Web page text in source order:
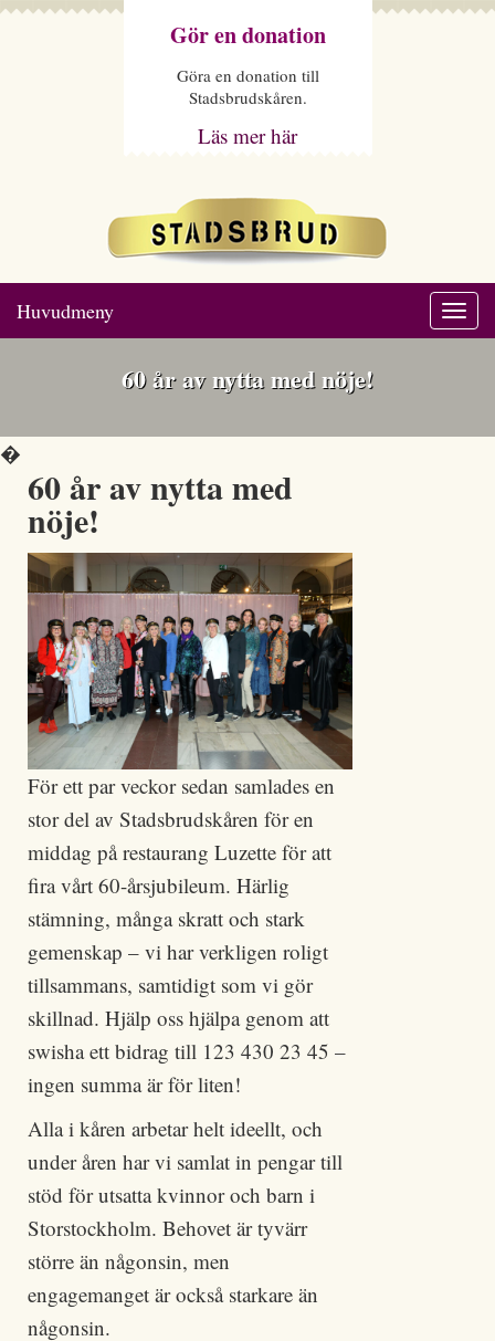
Gör en donation
Göra en donation till
Stadsbrudskåren.
Läs mer här
Huvudmeny
60 år av nytta med nöje!
�
60 år av nytta med
nöje!
För ett par veckor sedan samlades en
stor del av Stadsbrudskåren för en
middag på restaurang Luzette för att
fira vårt 60-årsjubileum. Härlig
stämning, många skratt och stark
gemenskap – vi har verkligen roligt
tillsammans, samtidigt som vi gör
skillnad. Hjälp oss hjälpa genom att
swisha ett bidrag till 123 430 23 45 –
ingen summa är för liten!
Alla i kåren arbetar helt ideellt, och
under åren har vi samlat in pengar till
stöd för utsatta kvinnor och barn i
Storstockholm. Behovet är tyvärr
större än någonsin, men
engagemanget är också starkare än
någonsin.